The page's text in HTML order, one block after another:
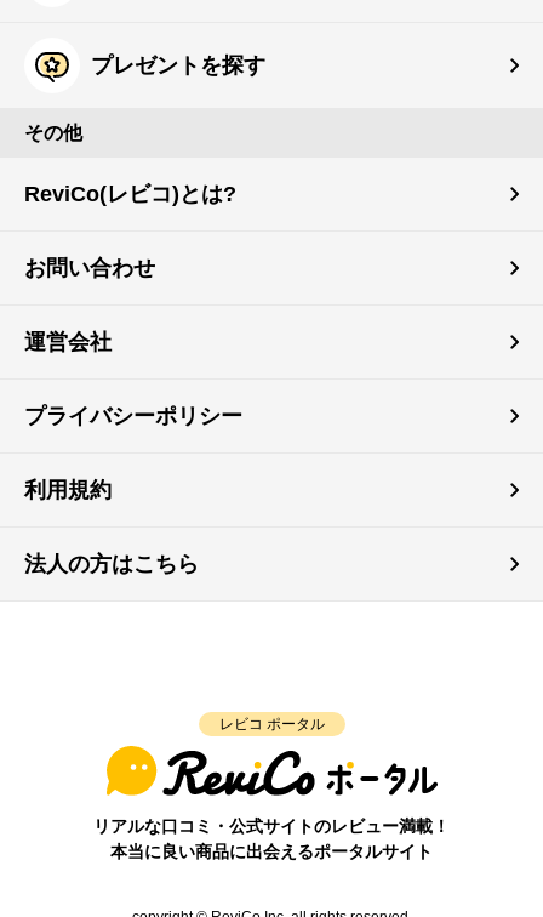
プレゼントを探す
その他
ReviCo(レビコ)とは?
お問い合わせ
運営会社
プライバシーポリシー
利用規約
法人の方はこちら
レビコ ポータル
リアルな口コミ・公式サイトのレビュー満載！
本当に良い商品に出会えるポータルサイト